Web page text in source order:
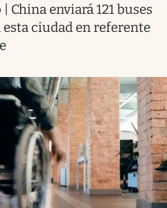
China enviará 121 buses
ciudad en referente